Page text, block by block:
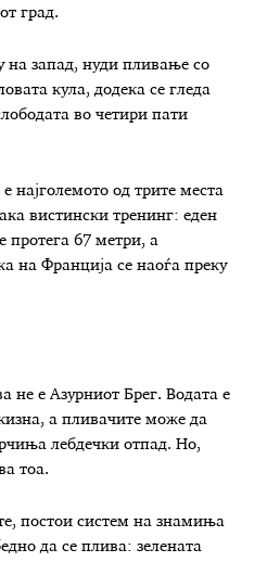
град.
на запад, нуди пливање со
кула, додека се гледа
во четири пати
најголемото од трите места
вистински тренинг: еден
протега 67 метри, а
на Франција се наоѓа преку
не е Азурниот Брег. Водата е
а пливачите може да
лебдечки отпад. Но,
тоа.
постои систем на знамиња
да се плива: зелената